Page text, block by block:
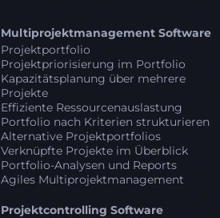
Multiprojektmanagement Software
Projektportfolio
Projektpriorisierung im Portfolio
Kapazitätsplanung über mehrere
Projekte
Effiziente Ressourcenauslastung
Portfolio nach Kriterien strukturieren
Alternative Projektportfolios
Verknüpfte Projekte im Überblick
Portfolio-Analysen und Reports
Agiles Multiprojektmanagement
Projektcontrolling Software